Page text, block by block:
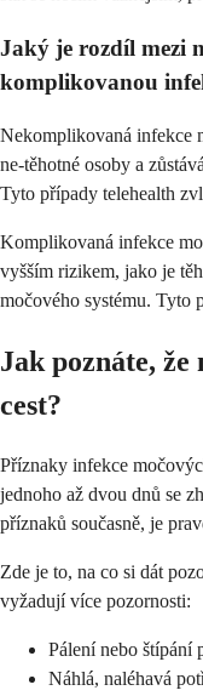
Jaký je rozdíl mezi
komplikovanou
Nekomplikovaná infekce
ne-těhotné osoby a
Tyto případy telehealth
Komplikovaná infekce
vyšším rizikem, jako je
močového systému. Tyto
Jak poznáte,
cest?
Příznaky infekce
jednoho až dvou dnů se
příznaků současně, je
Zde je to, na co si dát
vyžadují více pozornosti:
Pálení nebo štípání
Náhlá, naléhavá